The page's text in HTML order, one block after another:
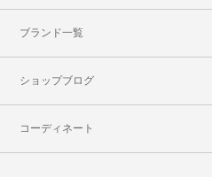
ブランド一覧
ショップブログ
コーディネート